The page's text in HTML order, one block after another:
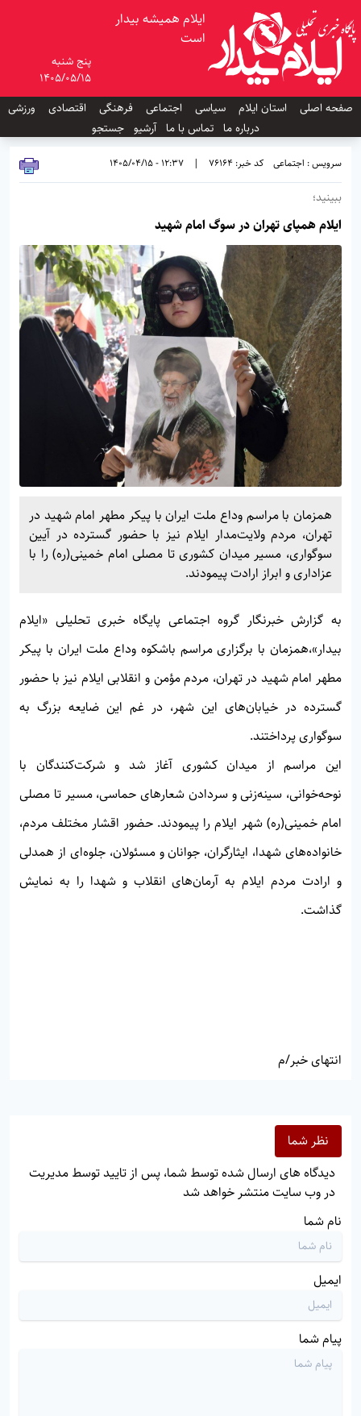
ایلام همیشه بیدار
است
پنج شنبه
1405/05/15
صفحه اصلی
استان ایلام سیاسی اجتماعی فرهنگی اقتصادی
ورزشی
درباره ما تماس با ما آرشیو جستجو
سرویس : اجتماعی کد خبر: 76164 |
12:37 - 1405/04/15
ببینید؛
ایلام همپای تهران در سوگ امام شهید
همزمان با مراسم وداع ملت ایران با پیکر مطهر امام شهید در
تهران، مردم ولایت‌مدار ایلام نیز با حضور گسترده در آیین
سوگواری، مسیر میدان کشوری تا مصلی امام خمینی(ره) را با
عزاداری و ابراز ارادت پیمودند.
به گزارش خبرنگار گروه اجتماعی پایگاه خبری تحلیلی «ایلام
بیدار»،همزمان با برگزاری مراسم باشکوه وداع ملت ایران با پیکر
مطهر امام شهید در تهران، مردم مؤمن و انقلابی ایلام نیز با حضور
گسترده در خیابان‌های این شهر، در غم این ضایعه بزرگ به
سوگواری پرداختند.
این مراسم از میدان کشوری آغاز شد و شرکت‌کنندگان با
نوحه‌خوانی، سینه‌زنی و سردادن شعارهای حماسی، مسیر تا مصلی
امام خمینی(ره) شهر ایلام را پیمودند. حضور اقشار مختلف مردم،
خانواده‌های شهدا، ایثارگران، جوانان و مسئولان، جلوه‌ای از همدلی
و ارادت مردم ایلام به آرمان‌های انقلاب و شهدا را به نمایش
گذاشت.
انتهای خبر/م
نظر شما
دیدگاه های ارسال شده توسط شما، پس از تایید توسط مدیریت
در وب سایت منتشر خواهد شد
نام شما
ایمیل
پیام شما